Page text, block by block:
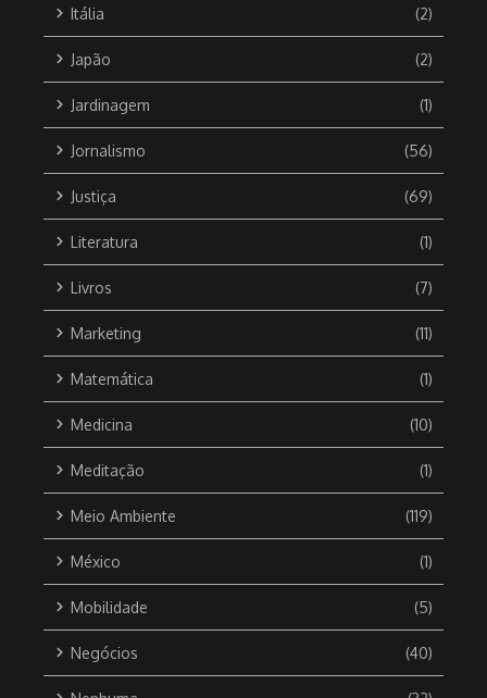
Itália (2)
Japão (2)
Jardinagem (1)
Jornalismo (56)
Justiça (69)
Literatura (1)
Livros (7)
Marketing (11)
Matemática (1)
Medicina (10)
Meditação (1)
Meio Ambiente (119)
México (1)
Mobilidade (5)
Negócios (40)